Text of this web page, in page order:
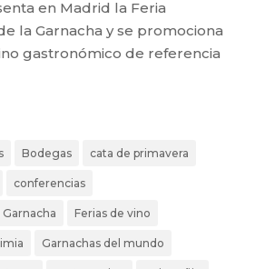
en Madrid la Feria
la Garnacha y se promociona
gastronómico de referencia
Bodegas cata de primavera
conferencias
Ferias de vino
Garnachas del mundo